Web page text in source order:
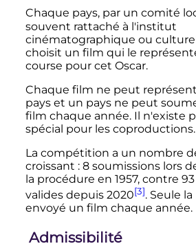
Chaque pays, par un comité
souvent rattaché à l'institut
cinématographique ou
choisit un film qui le
course pour cet Oscar.
Chaque film ne peut
pays et un pays ne peut
film chaque année. Il n'existe
spécial pour les coproductions.
La compétition a un nombre
croissant : 8 soumissions lors
la procédure en 1957, contre
valides depuis 2020[3]. Seule la
envoyé un film chaque année.
Admissibilité